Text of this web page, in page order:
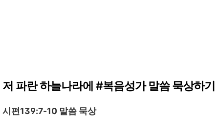
저 파란 하늘나라에 #복음성가 말씀 묵상하기
시편139:7-10 말씀 묵상